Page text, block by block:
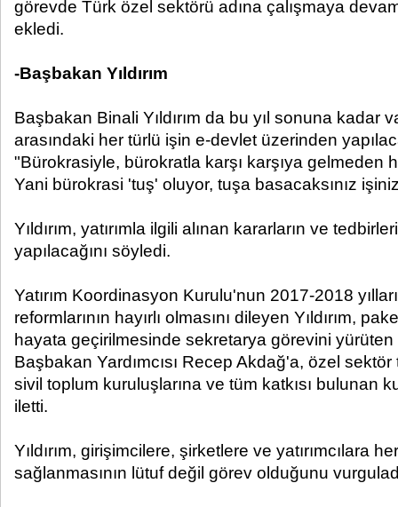
görevde Türk özel sektörü adına çalışmaya
ekledi.
-Başbakan Yıldırım
Başbakan Binali Yıldırım da bu yıl sonuna kadar
arasındaki her türlü işin e-devlet üzerinden
"Bürokrasiyle, bürokratla karşı karşıya gelmeden
Yani bürokrasi 'tuş' oluyor, tuşa basacaksınız
Yıldırım, yatırımla ilgili alınan kararların ve
yapılacağını söyledi.
Yatırım Koordinasyon Kurulu'nun 2017-2018
reformlarının hayırlı olmasını dileyen Yıldırım,
hayata geçirilmesinde sekretarya görevini yürüten
Başbakan Yardımcısı Recep Akdağ'a, özel
sivil toplum kuruluşlarına ve tüm katkısı bulunan
iletti.
Yıldırım, girişimcilere, şirketlere ve yatırımcılara
sağlanmasının lütuf değil görev olduğunu